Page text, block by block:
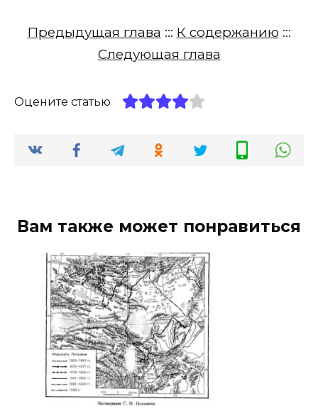
Предыдущая глава ::: К содержанию :::
Следующая глава
Оцените статью
Вам также может понравиться